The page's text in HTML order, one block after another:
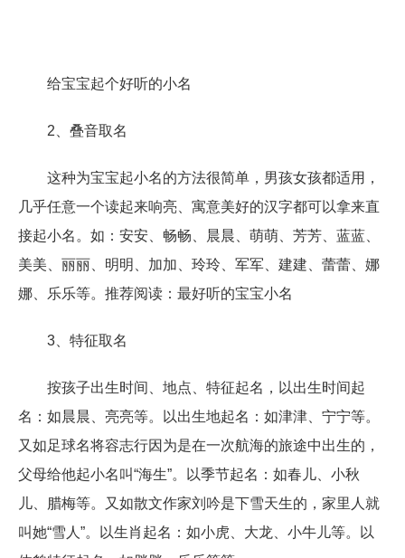
给宝宝起个好听的小名
2、叠音取名
这种为宝宝起小名的方法很简单，男孩女孩都适用，
几乎任意一个读起来响亮、寓意美好的汉字都可以拿来直
接起小名。如：安安、畅畅、晨晨、萌萌、芳芳、蓝蓝、
美美、丽丽、明明、加加、玲玲、军军、建建、蕾蕾、娜
娜、乐乐等。推荐阅读：最好听的宝宝小名
3、特征取名
按孩子出生时间、地点、特征起名，以出生时间起
名：如晨晨、亮亮等。以出生地起名：如津津、宁宁等。
又如足球名将容志行因为是在一次航海的旅途中出生的，
父母给他起小名叫“海生”。以季节起名：如春儿、小秋
儿、腊梅等。又如散文作家刘吟是下雪天生的，家里人就
叫她“雪人”。以生肖起名：如小虎、大龙、小牛儿等。以